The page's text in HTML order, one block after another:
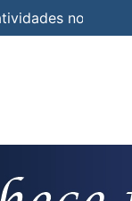
no GCE!